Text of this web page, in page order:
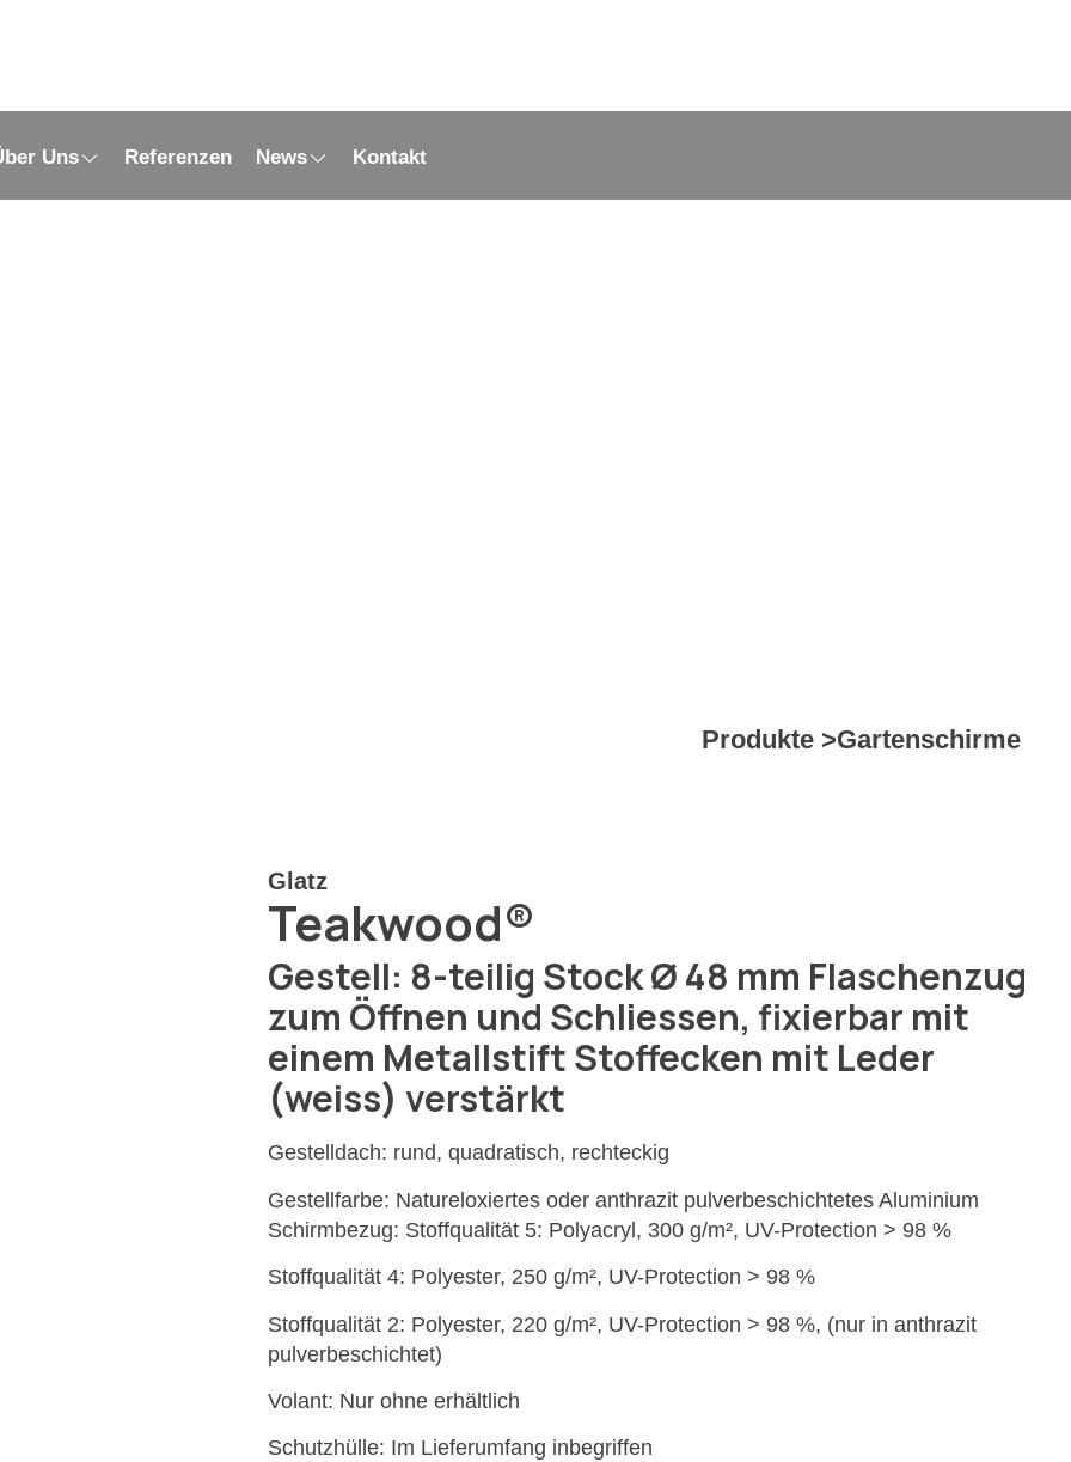
Uns Referenzen News Kontakt
Produkte >Gartenschirme
Glatz
Teakwood®
Gestell: 8-teilig Stock Ø 48 mm Flaschenzug
zum Öffnen und Schliessen, fixierbar mit
einem Metallstift Stoffecken mit Leder
(weiss) verstärkt
Gestelldach: rund, quadratisch, rechteckig
Gestellfarbe: Natureloxiertes oder anthrazit pulverbeschichtetes Aluminium
Schirmbezug: Stoffqualität 5: Polyacryl, 300 g/m², UV-Protection > 98 %
Stoffqualität 4: Polyester, 250 g/m², UV-Protection > 98 %
Stoffqualität 2: Polyester, 220 g/m², UV-Protection > 98 %, (nur in anthrazit
pulverbeschichtet)
Volant: Nur ohne erhältlich
Schutzhülle: Im Lieferumfang inbegriffen